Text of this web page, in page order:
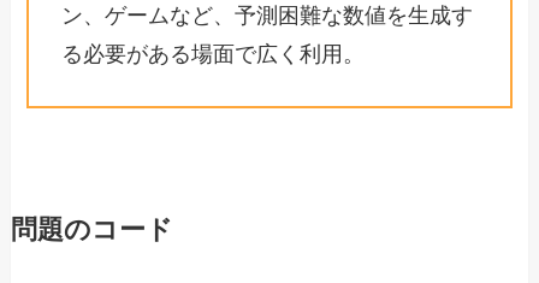
ン、ゲームなど、予測困難な数値を生成す
る必要がある場面で広く利用。
問題のコード